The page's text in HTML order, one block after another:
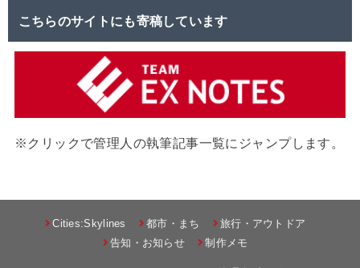
こちらのサイトにも寄稿しています
※クリックで管理人の執筆記事一覧にジャンプします。
Cities:Skylines 都市・まち
旅行・アウトドア
告知・お知らせ
制作メモ